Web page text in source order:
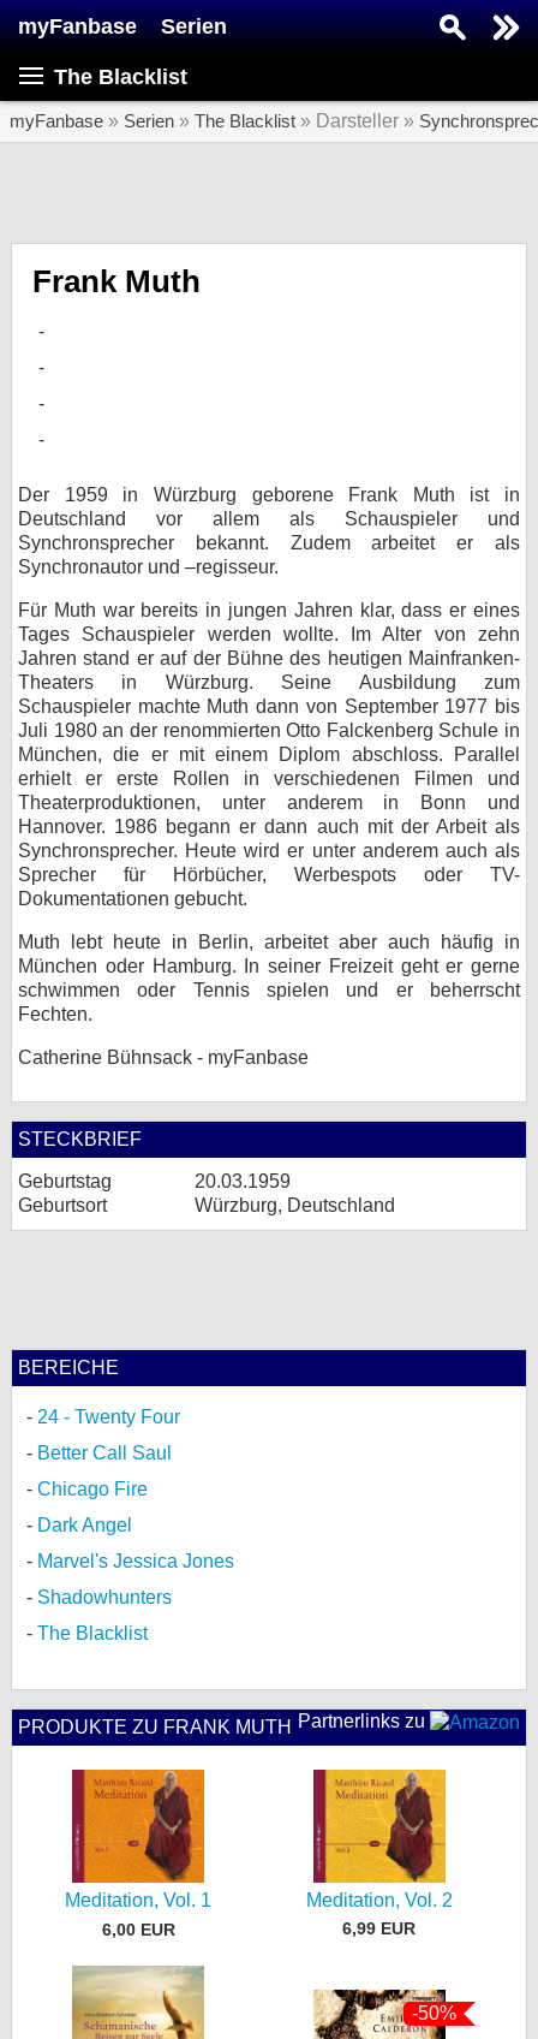
myFanbase Serien
The Blacklist
myFanbase » Serien » The Blacklist » Darsteller »
Frank Muth
Der 1959 in Würzburg geborene Frank Muth ist in
Deutschland vor allem als Schauspieler und
Synchronsprecher bekannt. Zudem arbeitet er als
Synchronautor und –regisseur.
Für Muth war bereits in jungen Jahren klar, dass er eines
Tages Schauspieler werden wollte. Im Alter von zehn
Jahren stand er auf der Bühne des heutigen Mainfranken-
Theaters in Würzburg. Seine Ausbildung zum
Schauspieler machte Muth dann von September 1977 bis
Juli 1980 an der renommierten Otto Falckenberg Schule in
München, die er mit einem Diplom abschloss. Parallel
erhielt er erste Rollen in verschiedenen Filmen und
Theaterproduktionen, unter anderem in Bonn und
Hannover. 1986 begann er dann auch mit der Arbeit als
Synchronsprecher. Heute wird er unter anderem auch als
Sprecher für Hörbücher, Werbespots oder TV-
Dokumentationen gebucht.
Muth lebt heute in Berlin, arbeitet aber auch häufig in
München oder Hamburg. In seiner Freizeit geht er gerne
schwimmen oder Tennis spielen und er beherrscht
Fechten.
Catherine Bühnsack - myFanbase
STECKBRIEF
Geburtstag
20.03.1959
Geburtsort
Würzburg, Deutschland
BEREICHE
24 - Twenty Four
Better Call Saul
Chicago Fire
Dark Angel
Marvel's Jessica Jones
Shadowhunters
The Blacklist
Partnerlinks zu
PRODUKTE ZU FRANK MUTH
Meditation, Vol. 1
6,00 EUR
Meditation, Vol. 2
6,99 EUR
-50%
SERIEN
Forum
bei X
bei Facebook
Kontakt
Nutzungsbedingungen
Datenschutz
Cookie-Einstellungen
Impressum
Desktop-Ansicht
myFanbase